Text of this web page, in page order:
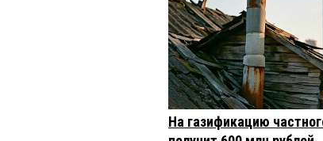
На газификацию